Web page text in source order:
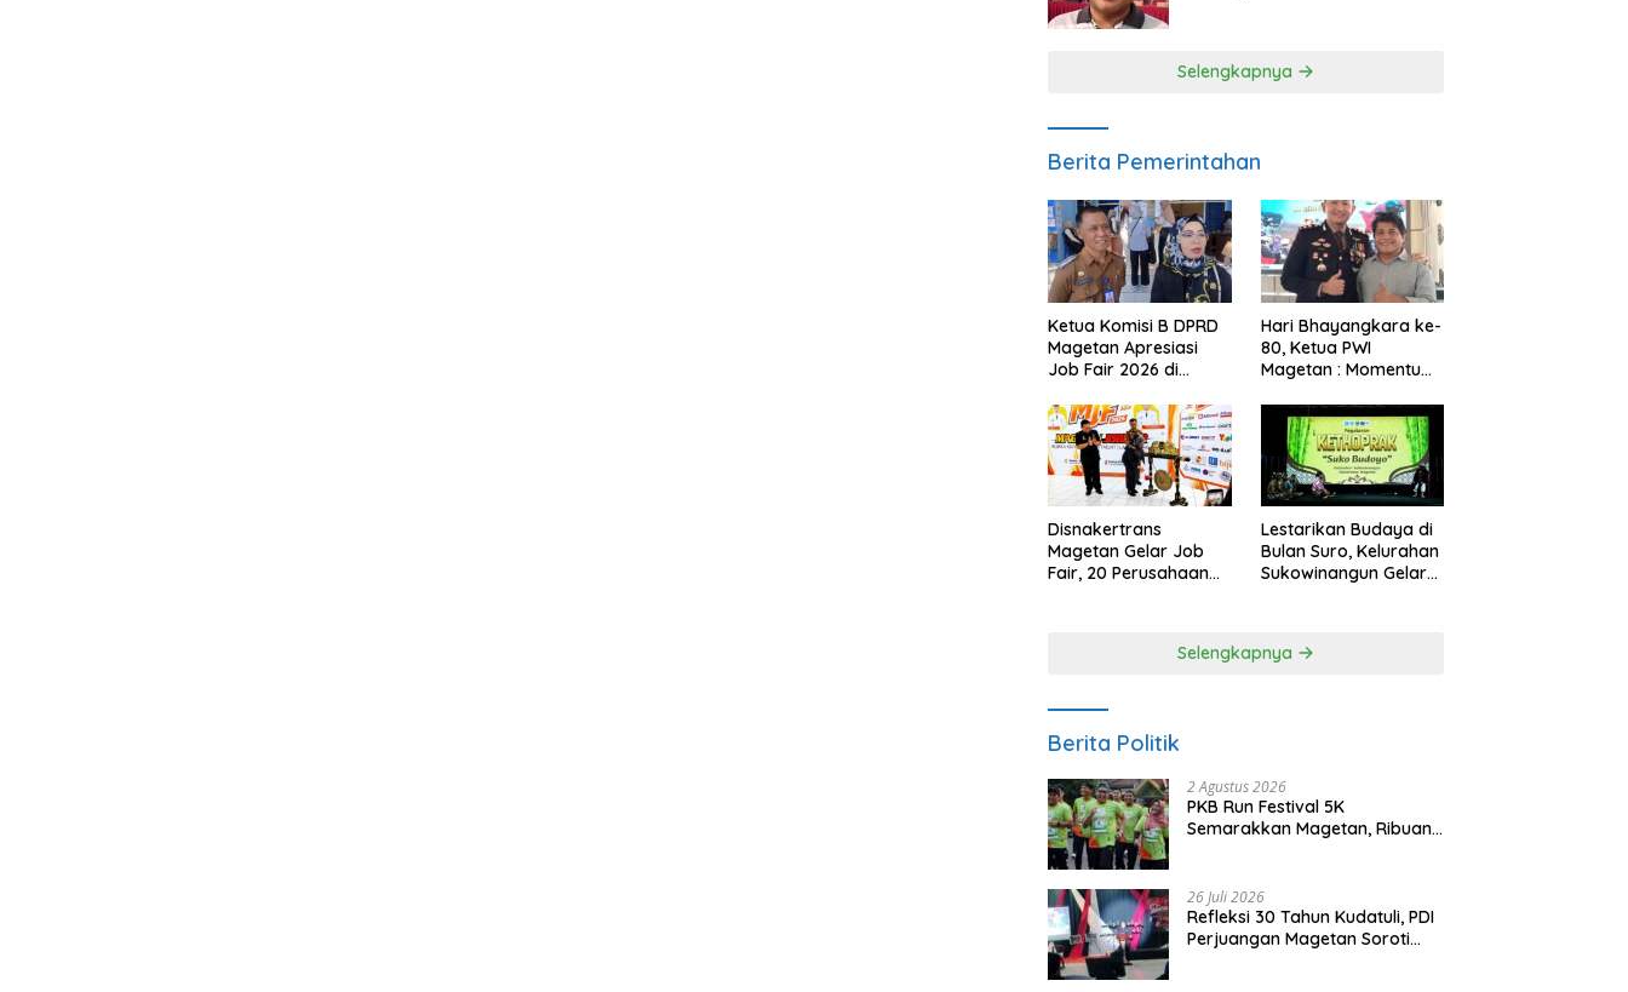
Selengkapnya
Berita Pemerintahan
Ketua Komisi B DPRD
Magetan Apresiasi
Job Fair 2026 di
Anggaran
Hari Bhayangkara ke-
80, Ketua PWI
Magetan : Momentum
Kepercayaan Publik
Disnakertrans
Magetan Gelar Job
Fair, 20 Perusahaan
Lestarikan Budaya di
Bulan Suro, Kelurahan
Sukowinangun Gelar
Selengkapnya
Berita Politik
2 Agustus 2026
PKB Run Festival 5K
Semarakkan Magetan, Ribuan
26 Juli 2026
Refleksi 30 Tahun Kudatuli, PDI
Perjuangan Magetan Soroti